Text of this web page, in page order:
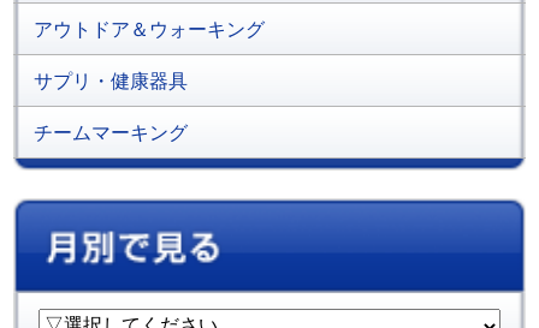
アウトドア＆ウォーキング
サプリ・健康器具
チームマーキング